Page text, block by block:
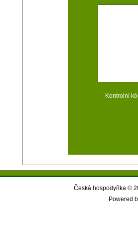
Kontrolní
Česká hospodyňka ©
Powered